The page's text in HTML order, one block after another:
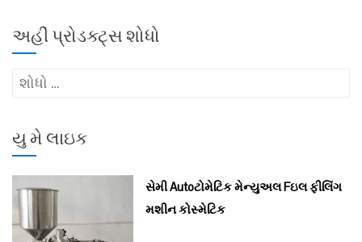
અહીં પ્રોડક્ટ્સ શોધો
માટે
યુ મે લાઇક
સેમી Autoટોમેટિક મેન્યુઅલ Fઇલ ફીલિંગ
મશીન કોસ્મેટિક